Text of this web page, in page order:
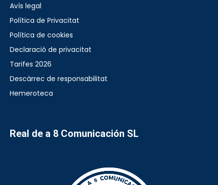
Avís legal
Política de Privacitat
Política de cookies
Declaració de privacitat
Tarifes 2026
Descàrrec de responsabilitat
Hemeroteca
Real de a 8 Comunicación SL